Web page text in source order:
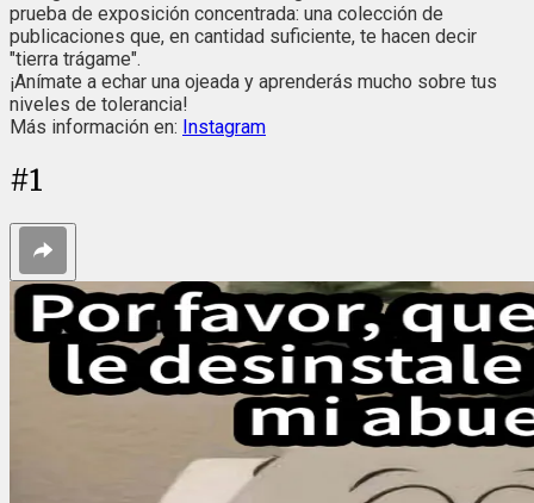
prueba de exposición concentrada: una colección de
publicaciones que, en cantidad suficiente, te hacen decir
"tierra trágame".
¡Anímate a echar una ojeada y aprenderás mucho sobre tus
niveles de tolerancia!
Más información en: Instagram
#1